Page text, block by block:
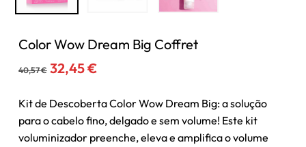
Color Wow Dream Big Coffret
40,57€ O
original
era:
40,57 €.
32,45€O
atual
é:
32,45 €.
Kit de Descoberta Color Wow Dream Big: a solução
para o cabelo fino, delgado e sem volume! Este kit
voluminizador preenche, eleva e amplifica o volume